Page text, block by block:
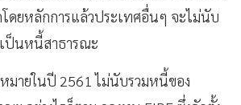
โดยหลักการแล้วประเทศอื่นๆ จะไม่นับ
ป็นหนี้สาธารณะ
มายในปี 2561 ไม่นับรวมหนี้ของ